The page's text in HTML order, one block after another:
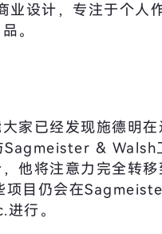
业设计， 专注于个人
品。
家已经发现施德明在
Sagmeister & Walsh
他将注意力完全转移
项目仍会在
进行。